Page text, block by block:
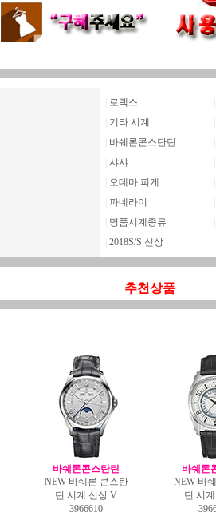
로렉스
기타 시계
바쉐론콘스탄틴
샤샤
오데마 피게
파네라이
명품시계종류
2018S/S 신상
추천상품
바쉐론콘스탄틴
NEW 바쉐론 콘스탄
틴 시계 신상 V
3966610
바쉐론
NEW 바
틴 시